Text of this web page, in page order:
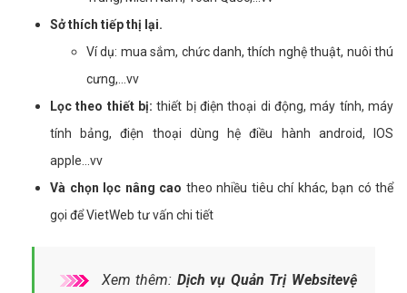
Sở thích tiếp thị lại.
Ví dụ: mua sắm, chức danh, thích nghệ thuật, nuôi thú
cưng,...vv
Lọc theo thiết bị:thiết bị điện thoại di động, máy tính, máy
tính bảng, điện thoại dùng hệ điều hành android, IOS
apple...vv
Và chọn lọc nâng cao theo nhiều tiêu chí khác, bạn có thể
gọi để VietWeb tư vấn chi tiết
Xem thêm: Dịch vụ Quản Trị Websitevệ